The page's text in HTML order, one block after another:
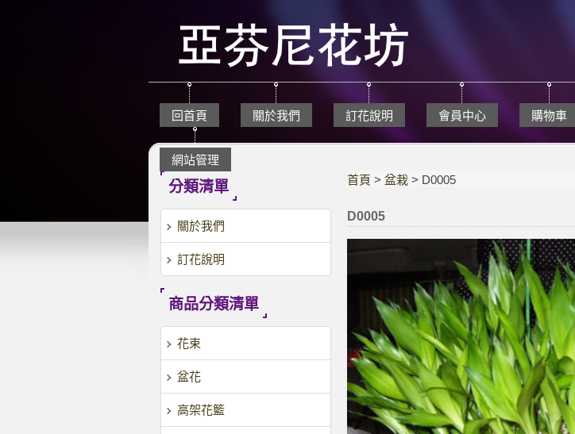
回首頁 關於我們 訂花說明 會員中心 購物車
網站管理
分類清單
關於我們
訂花說明
商品分類清單
花束
盆花
高架花籃
首頁 >盆栽 > D0005
D0005